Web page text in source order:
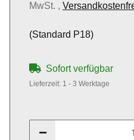
MwSt. ,
(Standard P18)
Sofort verfügbar
Lieferzeit: 1 - 3 Werktage